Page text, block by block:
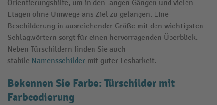
Orientierungshilfe, um in den langen Gängen und vielen
Etagen ohne Umwege ans Ziel zu gelangen. Eine
Beschilderung in ausreichender Größe mit den wichtigsten
Schlagwörtern sorgt für einen hervorragenden Überblick.
Neben Türschildern finden Sie auch
stabile Namensschilder mit guter Lesbarkeit.
Bekennen Sie Farbe: Türschilder mit
Farbcodierung